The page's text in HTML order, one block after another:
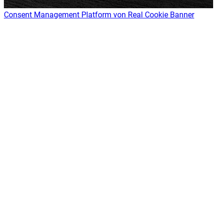
Consent Management Platform von Real Cookie Banner